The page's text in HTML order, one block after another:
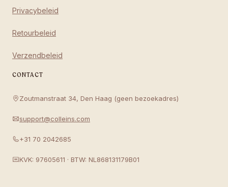
Privacybeleid
Retourbeleid
Verzendbeleid
CONTACT
Zoutmanstraat 34, Den Haag (geen bezoekadres)
support@colleins.com
+31 70 2042685
KVK: 97605611 · BTW: NL868131179B01